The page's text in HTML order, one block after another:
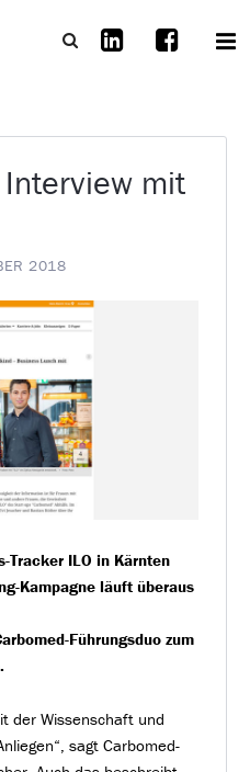
mit
2018
Tracker ILO in Kärnten
Kampagne läuft überaus
Führungsduo zum
der Wissenschaft und
sagt Carbomed-